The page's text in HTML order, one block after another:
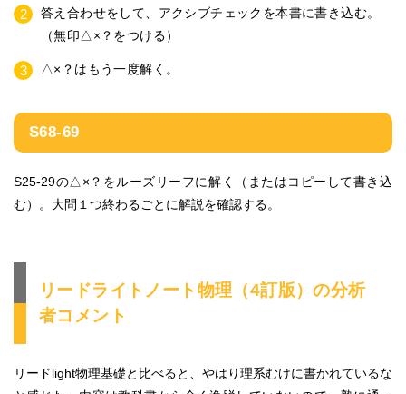
答え合わせをして、アクシブチェックを本書に書き込む。
（無印△×？をつける）
△×？はもう一度解く。
S68-69
S25-29の△×？をルーズリーフに解く
（またはコピーして書き込
む）。大問１つ終わるごとに解説を確認する。
リードライトノート物理（4訂版）の分析
者コメント
リードlight物理基礎と比べると、やはり理系むけに書かれているな